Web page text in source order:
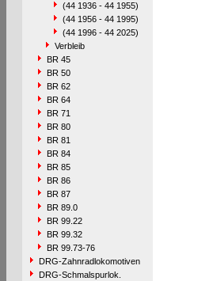
(44 1936 - 44 1955)
(44 1956 - 44 1995)
(44 1996 - 44 2025)
Verbleib
BR 45
BR 50
BR 62
BR 64
BR 71
BR 80
BR 81
BR 84
BR 85
BR 86
BR 87
BR 89.0
BR 99.22
BR 99.32
BR 99.73-76
DRG-Zahnradlokomotiven
DRG-Schmalspurlok.